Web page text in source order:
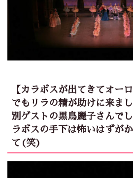
【カラボスが出てきてオー
でもリラの精が助けに来ま
別ゲストの黒鳥麗子さんで
ラボスの手下は怖いはずが
て(笑)